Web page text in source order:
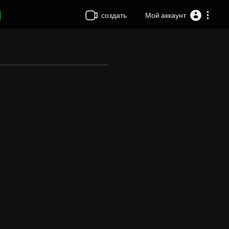
создать Мой аккаунт